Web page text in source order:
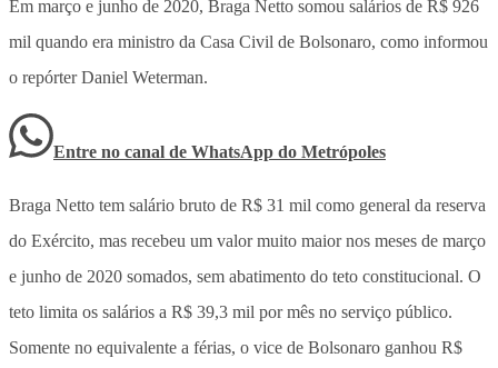
Em março e junho de 2020, Braga Netto somou salários de R$ 926
mil quando era ministro da Casa Civil de Bolsonaro, como informou
o repórter Daniel Weterman.
Entre no canal de WhatsApp do Metrópoles
Braga Netto tem salário bruto de R$ 31 mil como general da reserva
do Exército, mas recebeu um valor muito maior nos meses de março
e junho de 2020 somados, sem abatimento do teto constitucional. O
teto limita os salários a R$ 39,3 mil por mês no serviço público.
Somente no equivalente a férias, o vice de Bolsonaro ganhou R$